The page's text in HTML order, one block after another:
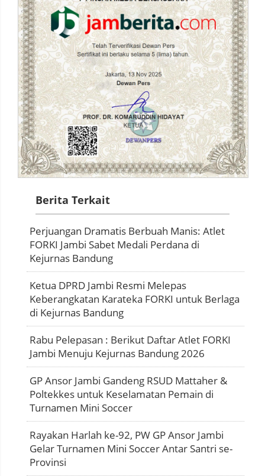
Berita Terkait
Perjuangan Dramatis Berbuah Manis: Atlet
FORKI Jambi Sabet Medali Perdana di
Kejurnas Bandung
Ketua DPRD Jambi Resmi Melepas
Keberangkatan Karateka FORKI untuk Berlaga
di Kejurnas Bandung
Rabu Pelepasan : Berikut Daftar Atlet FORKI
Jambi Menuju Kejurnas Bandung 2026
GP Ansor Jambi Gandeng RSUD Mattaher &
Poltekkes untuk Keselamatan Pemain di
Turnamen Mini Soccer
Rayakan Harlah ke-92, PW GP Ansor Jambi
Gelar Turnamen Mini Soccer Antar Santri se-
Provinsi